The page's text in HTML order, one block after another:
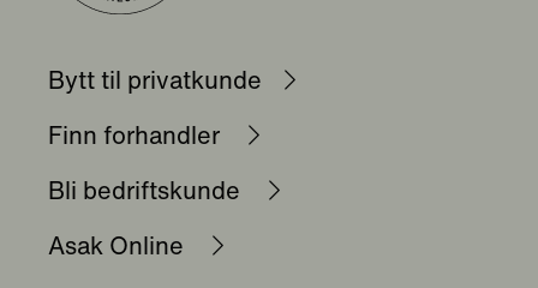
Bytt til privatkunde
Finn forhandler
Bli bedriftskunde
Asak Online